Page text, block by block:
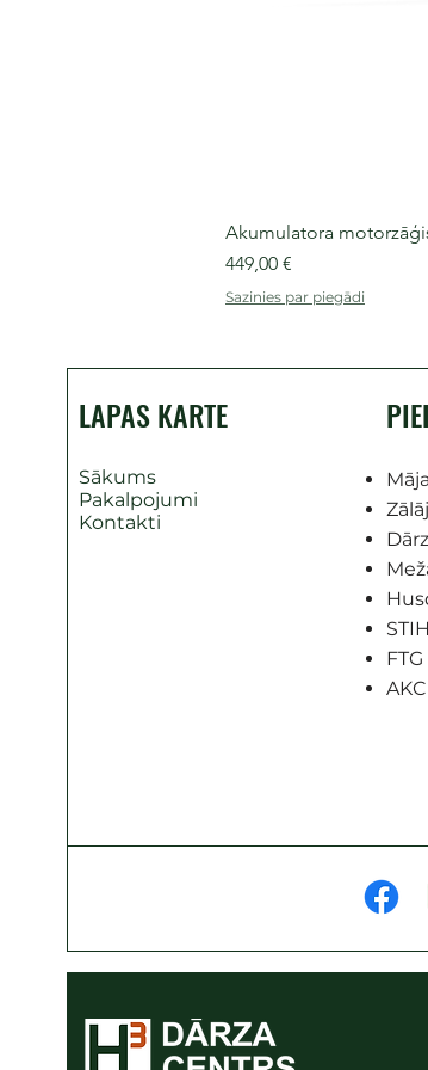
Akumulatora
Cena
449,00 €
Sazinies par piegādi
LAPAS KARTE
Sākums
Pakalpojumi
Kontakti
FTG